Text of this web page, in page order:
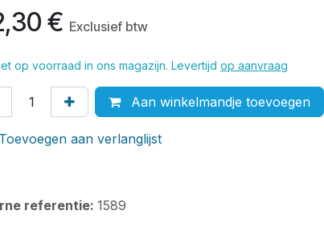
€ Exclusief btw
op voorraad in ons magazijn. Levertijd op aanvraag
Aan winkelmandje toevoegen
Toevoegen aan verlanglijst
referentie: 1589